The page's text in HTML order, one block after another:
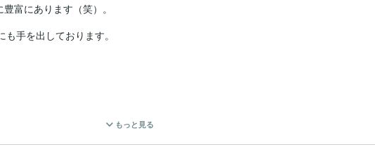
富にあります（笑）。
手を出しております。
度の速度）
もっと見る